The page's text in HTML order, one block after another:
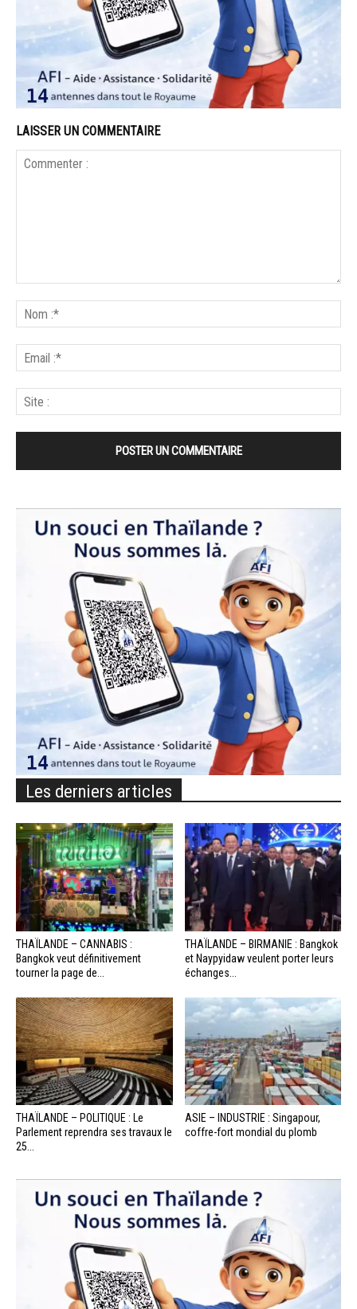
LAISSER UN COMMENTAIRE
Les derniers articles
THAÏLANDE – CANNABIS :
Bangkok veut définitivement
tourner la page de...
THAÏLANDE – BIRMANIE : Bangkok
et Naypyidaw veulent porter leurs
échanges...
THAÏLANDE – POLITIQUE : Le
Parlement reprendra ses travaux le
25...
ASIE – INDUSTRIE : Singapour,
coffre-fort mondial du plomb